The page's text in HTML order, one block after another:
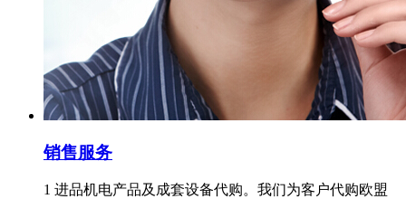
销售服务
1 进品机电产品及成套设备代购。我们为客户代购欧盟